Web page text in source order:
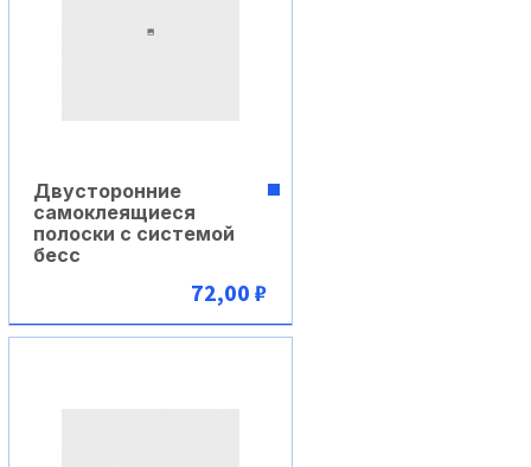
В корзину
Двусторонние
самоклеящиеся
полоски с системой
бесс
72,00 ₽